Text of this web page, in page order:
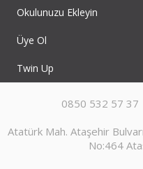
Okulunuzu Ekleyin
Üye Ol
Twin Up
0850 532 57 37
Atatürk Mah. Ataşehir
No:464